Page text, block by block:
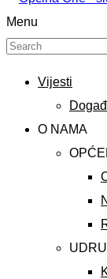
Menu
Vijesti
O NAMA